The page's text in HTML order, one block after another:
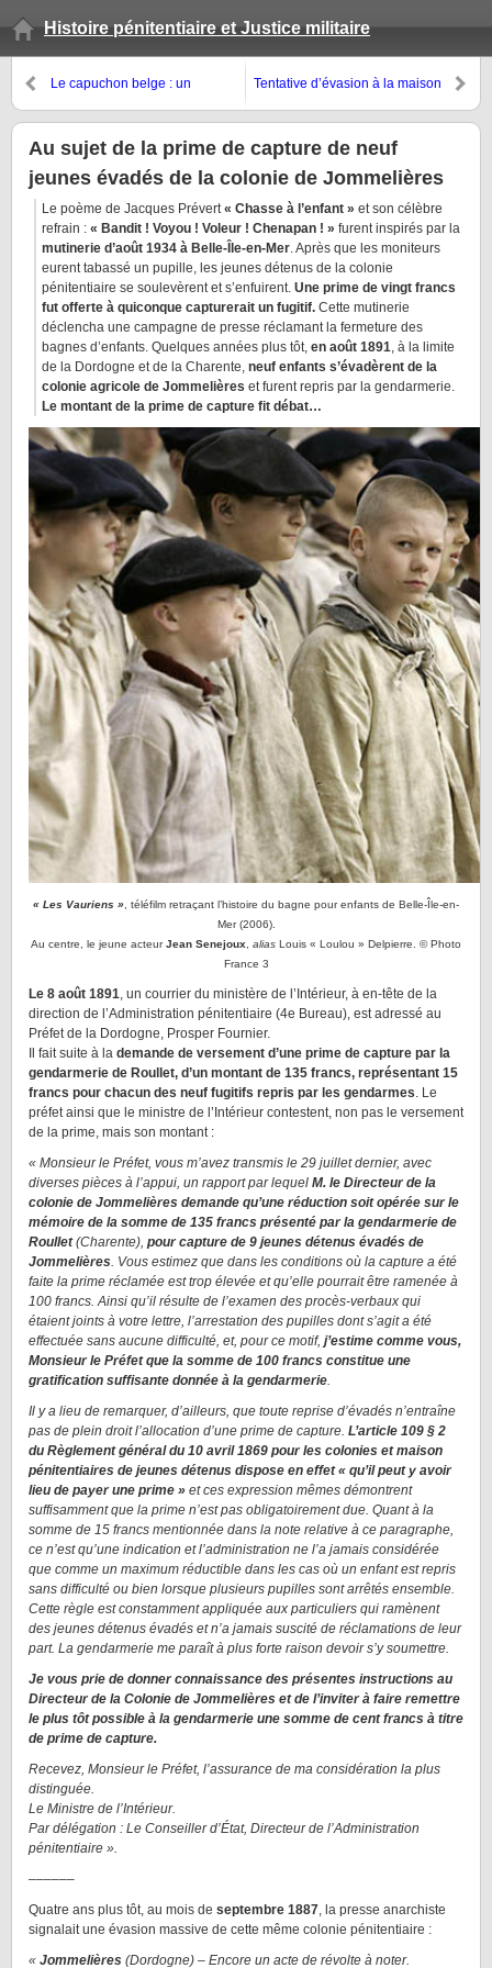
Histoire pénitentiaire et Justice militaire
Le capuchon belge : un
1875 à 1950
Tentative d’évasion à la maison
Cherche-Midi
Au sujet de la prime de capture de neuf
jeunes évadés de la colonie de Jommelières
Le poème de Jacques Prévert« Chasse à l’enfant » et son célèbre
refrain : « Bandit ! Voyou ! Voleur ! Chenapan ! » furent inspirés par la
mutinerie d’août 1934 à Belle-Île-en-Mer. Après que les moniteurs
eurent tabassé un pupille, les jeunes détenus de la colonie
pénitentiaire se soulevèrent et s’enfuirent. Une prime de vingt francs
fut offerte à quiconque capturerait un fugitif. Cette mutinerie
déclencha une campagne de presse réclamant la fermeture des
bagnes d’enfants. Quelques années plus tôt, en août 1891, à la limite
de la Dordogne et de la Charente, neuf enfants s’évadèrent de la
colonie agricole de Jommelières et furent repris par la gendarmerie.
Le montant de la prime de capture fit débat…
« Les Vauriens » , téléfilm retraçant l’histoire du bagne pour enfants de Belle-Île-en-
Mer (2006).
Au centre, le jeune acteurJean Senejoux alias Louis « Loulou » Delpierre. © Photo
France 3
Le 8 août 1891, un courrier du ministère de l’Intérieur, à en-tête de la
direction de l’Administration pénitentiaire (4e Bureau), est adressé au
Préfet de la Dordogne, Prosper Fournier.
Il fait suite à la demande de versement d’une prime de capture par la
gendarmerie de Roullet, d’un montant de 135 francs, représentant 15
francs pour chacun des neuf fugitifs repris par les gendarmes. Le
préfet ainsi que le ministre de l’Intérieur contestent, non pas le versement
de la prime, mais son montant :
« Monsieur le Préfet, vous m’avez transmis le 29 juillet dernier, avec
diverses pièces à l’appui, un rapport par lequel M. le Directeur de la
colonie de Jommelières demande qu’une réduction soit opérée sur le
mémoire de la somme de 135 francs présenté par la gendarmerie de
Roullet(Charente), pour capture de 9 jeunes détenus évadés de
Jommelières. Vous estimez que dans les conditions où la capture a été
faite la prime réclamée est trop élevée et qu’elle pourrait être ramenée à
100 francs. Ainsi qu’il résulte de l’examen des procès-verbaux qui
étaient joints à votre lettre, l’arrestation des pupilles dont s’agit a été
effectuée sans aucune difficulté, et, pour ce motif, j’estime comme vous,
Monsieur le Préfet que la somme de 100 francs constitue une
gratification suffisante donnée à la gendarmerie.
Il y a lieu de remarquer, d’ailleurs, que toute reprise d’évadés n’entraîne
pas de plein droit l’allocation d’une prime de capture. L’article 109 § 2
du Règlement général du 10 avril 1869 pour les colonies et maison
pénitentiaires de jeunes détenus dispose en effet « qu’il peut y avoir
lieu de payer une prime » et ces expression mêmes démontrent
suffisamment que la prime n’est pas obligatoirement due. Quant à la
somme de 15 francs mentionnée dans la note relative à ce paragraphe,
ce n’est qu’une indication et l’administration ne l’a jamais considérée
que comme un maximum réductible dans les cas où un enfant est repris
sans difficulté ou bien lorsque plusieurs pupilles sont arrêtés ensemble.
Cette règle est constamment appliquée aux particuliers qui ramènent
des jeunes détenus évadés et n’a jamais suscité de réclamations de leur
part. La gendarmerie me paraît à plus forte raison devoir s’y soumettre.
Je vous prie de donner connaissance des présentes instructions au
Directeur de la Colonie de Jommelières et de l’inviter à faire remettre
le plus tôt possible à la gendarmerie une somme de cent francs à titre
de prime de capture.
Recevez, Monsieur le Préfet, l’assurance de ma considération la plus
distinguée.
Le Ministre de l’Intérieur.
Par délégation : Le Conseiller d’État, Directeur de l’Administration
pénitentiaire ».
––––––
Quatre ans plus tôt, au mois de septembre 1887, la presse anarchiste
signalait une évasion massive de cette même colonie pénitentiaire :
« Jommelières (Dordogne) – Encore un acte de révolte à noter.